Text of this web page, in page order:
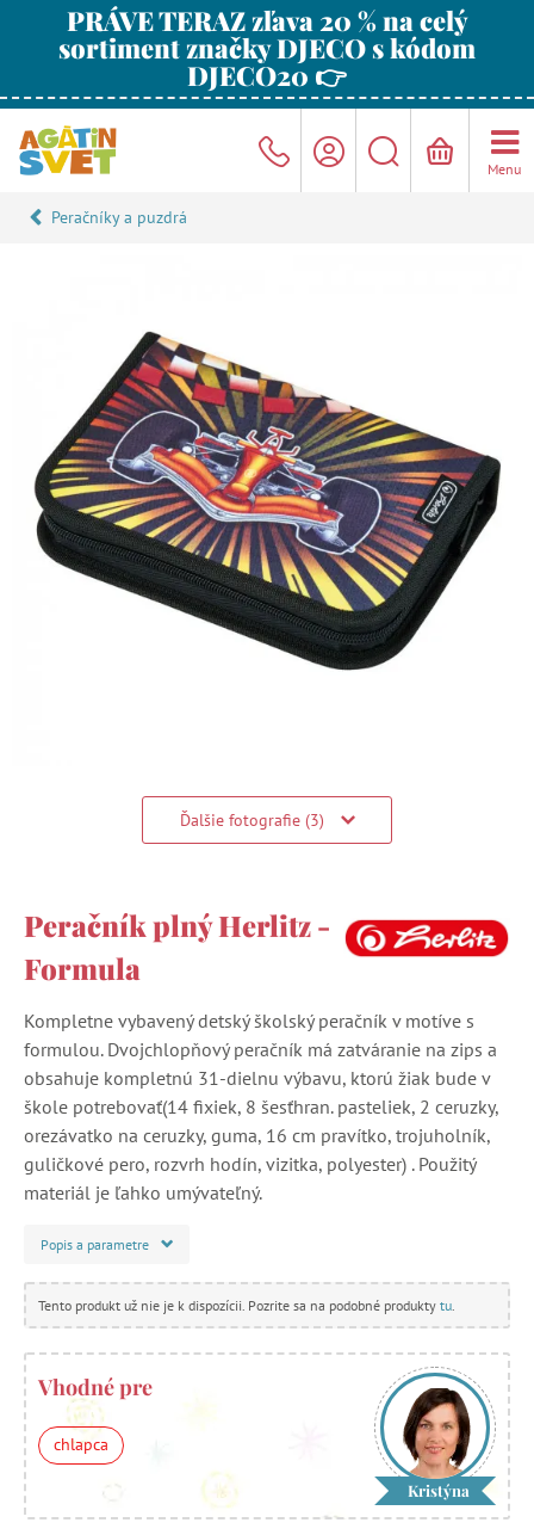
PRÁVE TERAZ zľava 20 % na celý
sortiment značky DJECO s kódom
DJECO20 👉
Menu
Peračníky a puzdrá
Ďalšie fotografie (3)
Peračník plný Herlitz -
Formula
Kompletne vybavený detský školský peračník v motíve s
formulou. Dvojchlopňový peračník má zatváranie na zips a
obsahuje kompletnú 31-dielnu výbavu, ktorú žiak bude v
škole potrebovať(14 fixiek, 8 šesťhran. pasteliek, 2 ceruzky,
orezávatko na ceruzky, guma, 16 cm pravítko, trojuholník,
guličkové pero, rozvrh hodín, vizitka, polyester) . Použitý
materiál je ľahko umývateľný.
Popis a parametre
Tento produkt už nie je k dispozícii. Pozrite sa na podobné produkty tu
Vhodné pre
chlapca
Kristýna